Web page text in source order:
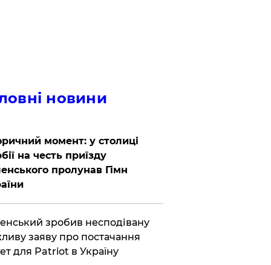
новини
момент: у столиці
на честь приїзду
пролунав Гімн
зробив несподівану
заяву про постачання
для Patriot в Україну